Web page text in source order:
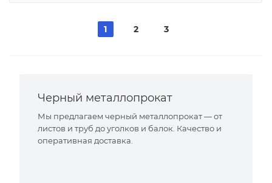
1 2 3
Черный металлопрокат
Мы предлагаем черный металлопрокат — от
листов и труб до уголков и балок. Качество и
оперативная доставка.